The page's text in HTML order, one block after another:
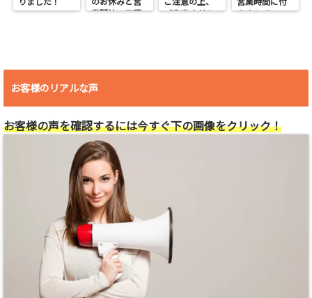
業開始の日程
ご来店くださ
きまして
お客様のリアルな声
お客様の声を確認するには今すぐ下の画像をクリック！